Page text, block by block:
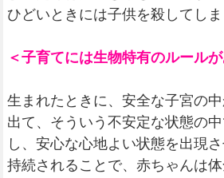
ひどいときには子供を殺してしま
＜子育てには生物特有のルール
生まれたときに、安全な子宮の
出て、そういう不安定な状態の
し、安心な心地よい状態を出現
持続されることで、赤ちゃんは